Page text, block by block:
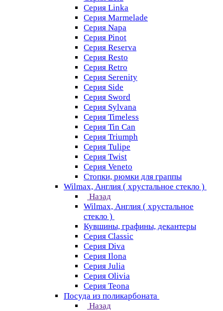
Серия Linka
Серия Marmelade
Серия Napa
Серия Pinot
Серия Reserva
Серия Resto
Серия Retro
Серия Serenity
Серия Side
Серия Sword
Серия Sуlvana
Серия Timeless
Серия Tin Can
Серия Triumph
Серия Tulipe
Серия Twist
Серия Veneto
Стопки, рюмки для граппы
Wilmax, Англия ( хрустальное стекло )
Назад
Wilmax, Англия ( хрустальное
стекло )
Кувшины, графины, декантеры
Серия Classic
Серия Diva
Серия Ilona
Серия Julia
Серия Olivia
Серия Teona
Посуда из поликарбоната
Назад